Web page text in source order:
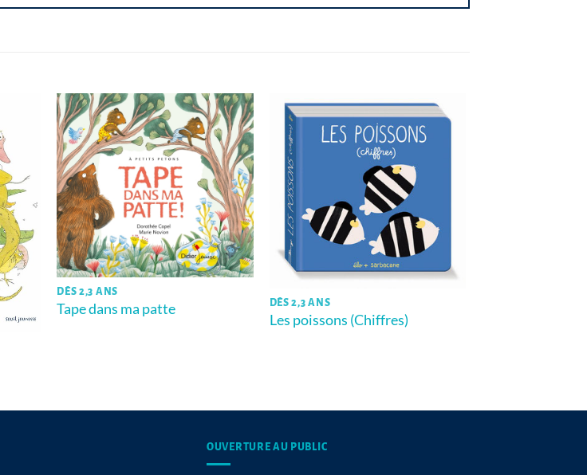
DÈS 2,3 ANS
Tape dans ma patte DÈS 2,3 ANS
Les poissons (Chiffres)
OUVERTURE AU PUBLIC